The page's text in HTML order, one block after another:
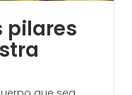
pilares